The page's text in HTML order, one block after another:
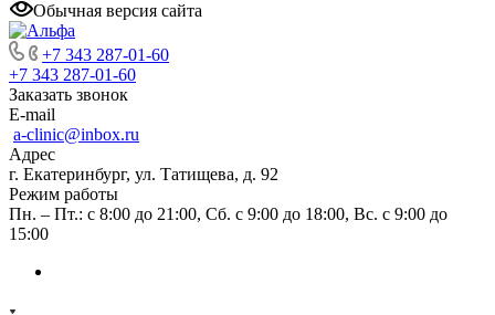
Обычная версия сайта
+7 343 287-01-60
+7 343 287-01-60
Заказать звонок
E-mail
a-clinic@inbox.ru
Адрес
г. Екатеринбург, ул. Татищева, д. 92
Режим работы
Пн. – Пт.: с 8:00 до 21:00, Сб. с 9:00 до 18:00, Вс. с 9:00 до
15:00